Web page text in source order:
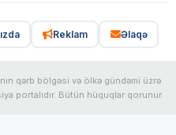
Reklam Əlaqə
qərb bölgəsi və ölkə gündəmi üzrə
portalıdır. Bütün hüquqlar qorunur.